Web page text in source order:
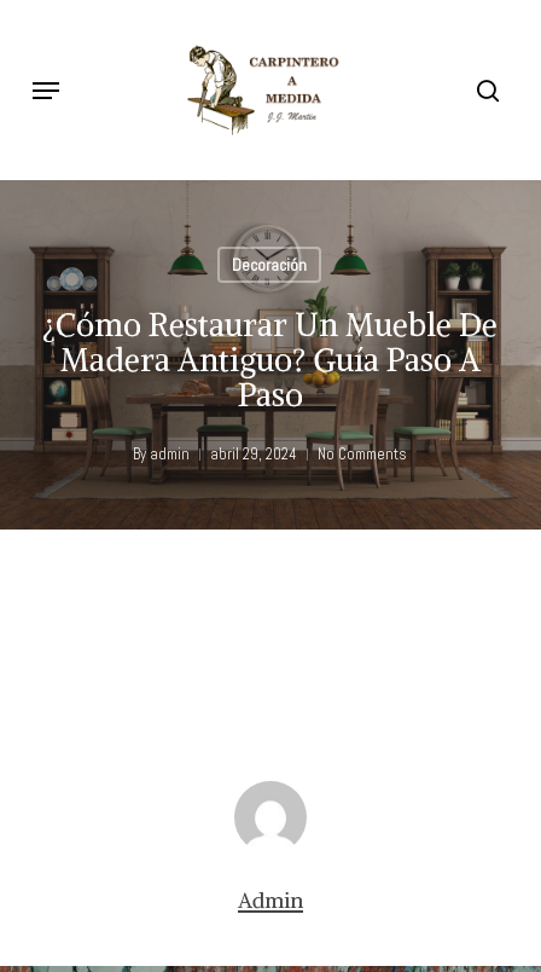
Menu
Decoración
¿Cómo Restaurar Un Mueble De
Madera Antiguo? Guía Paso A
Paso
By admin abril 29, 2024 No Comments
Admin